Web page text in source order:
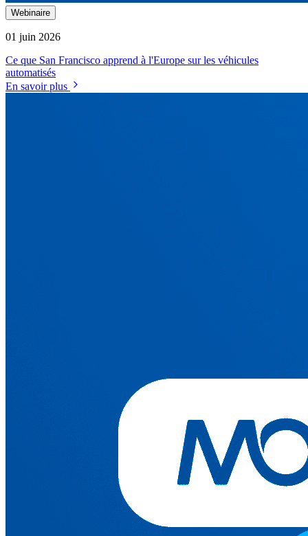
Webinaire
01 juin 2026
Ce que San Francisco apprend à l'Europe sur les véhicules
automatisés
En savoir plus